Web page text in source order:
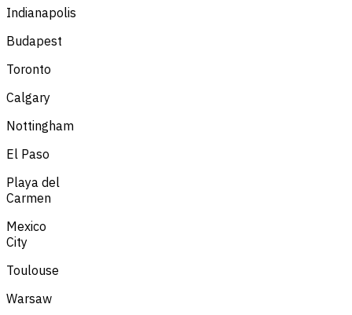
Indianapolis
Budapest
Toronto
Calgary
Nottingham
El Paso
Playa del
Carmen
Mexico
City
Toulouse
Warsaw